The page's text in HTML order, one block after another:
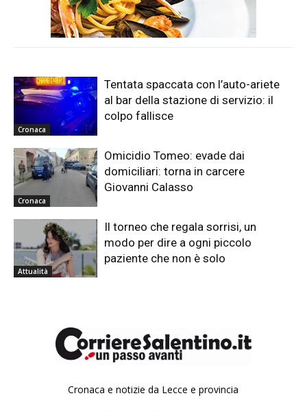
Cronaca
Tentata spaccata con l’auto-ariete
al bar della stazione di servizio: il
colpo fallisce
Cronaca
Omicidio Tomeo: evade dai
domiciliari: torna in carcere
Giovanni Calasso
Attualità
Il torneo che regala sorrisi, un
modo per dire a ogni piccolo
paziente che non è solo
Cronaca e notizie da Lecce e provincia